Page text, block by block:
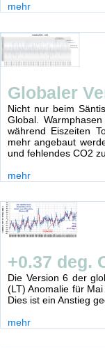
mehr
Globaler
Nicht nur beim
Global.
während Eiszeiten
mehr angebaut
und fehlendes CO2
mehr
+0.37 deg.
Die Version 6 der
(LT) Anomalie für
Dies ist ein Anstieg
mehr